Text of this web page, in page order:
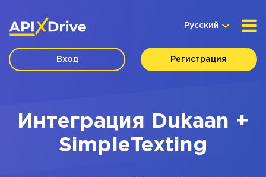
Русский
Вход Регистрация
Интеграция Dukaan +
SimpleTexting